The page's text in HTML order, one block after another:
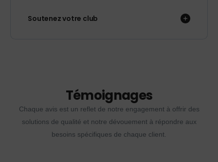
Soutenez votre club
Témoignages
Chaque avis est un reflet de notre engagement à offrir des
solutions de qualité et notre dévouement à répondre aux
besoins spécifiques de chaque client.